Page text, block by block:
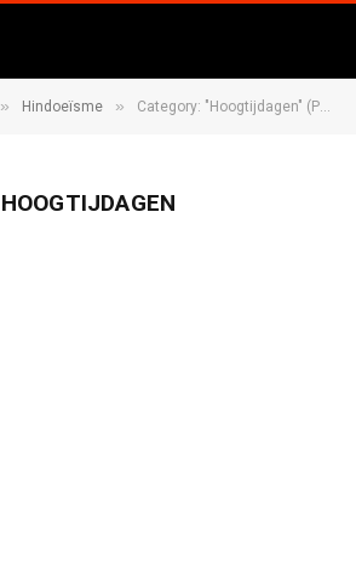
» Hindoeïsme » Category: "Hoogtijdagen" (Page 3)
HOOGTIJDAGEN